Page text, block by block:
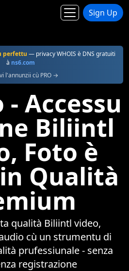
Sign Up
perfettu — privacy WHOIS è DNS gratuiti
à ns6.com
l'annunzii cù PRO →
- Accessu
Biliintl
Foto è
Qualità
qualità Biliintl video,
cù un strumentu di
prufessiunale - senza
registrazione